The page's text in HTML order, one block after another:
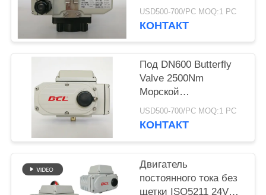
PRIVACY
POLICY
электрический
исполнитель
USD500-700/PC MOQ:1 PC
КОНТАКТ
Под DN600 Butterfly
Valve 2500Nm
Морской
электрический
приводящий
USD500-700/PC MOQ:1 PC
КОНТАКТ
Двигатель
постоянного тока без
щетки ISO5211 24VDC